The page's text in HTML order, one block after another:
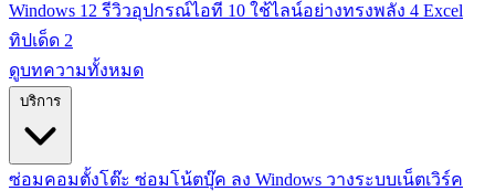
Windows 12 รีวิวอุปกรณ์ไอที 10 ใช้ไลน์อย่างทรงพลัง 4 Excel
ทิปเด็ด 2
ดูบทความทั้งหมด
ซ่อมคอมตั้งโต๊ะ ซ่อมโน้ตบุ๊ค ลง Windows วางระบบเน็ตเวิร์ค